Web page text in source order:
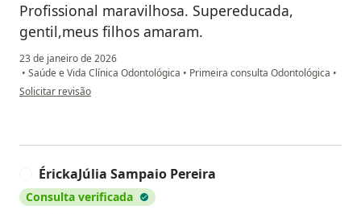
Profissional maravilhosa. Supereducada,
gentil,meus filhos amaram.
23 de janeiro de 2026
• Saúde e Vida Clínica Odontológica • Primeira consulta Odontológica •
na opinião do utilizador Fernando Rocha
Solicitar revisão
ÉrickaJúlia Sampaio Pereira
Consulta verificada